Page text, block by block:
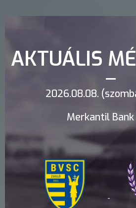
AKTUÁLIS
2026.08.08.
Merkantil Bank
-